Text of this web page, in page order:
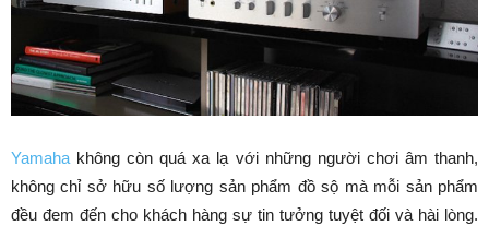
Yamaha không còn quá xa lạ với những người chơi âm thanh,
không chỉ sở hữu số lượng sản phẩm đồ sộ mà mỗi sản phẩm
đều đem đến cho khách hàng sự tin tưởng tuyệt đối và hài lòng.